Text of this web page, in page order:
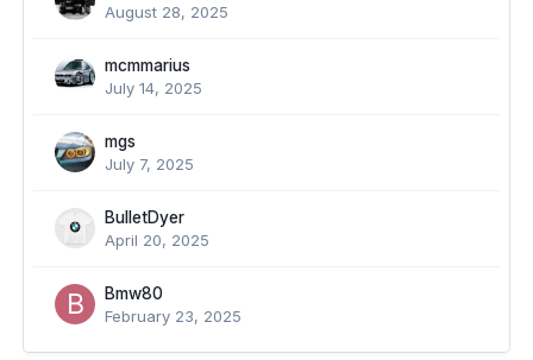
August 28, 2025
mcmmarius
July 14, 2025
mgs
July 7, 2025
BulletDyer
April 20, 2025
Bmw80
February 23, 2025